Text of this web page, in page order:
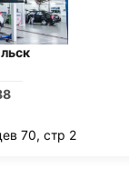
70, стр 2